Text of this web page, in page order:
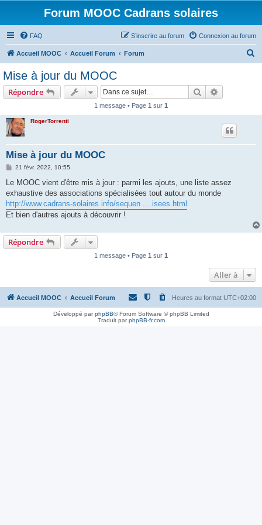
Forum MOOC Cadrans solaires
FAQ Connexion au forum
S’inscrire au forum
Accueil MOOC Accueil Forum Forum
Mise à jour du MOOC
Répondre Rechercher
1 message • Page 1 sur 1
RogerTorrenti
Mise à jour du MOOC
M
s
a
g
e
21 févr. 2022, 10:55
Le MOOC vient d'être mis à jour : parmi les ajouts, une liste assez
exhaustive des associations spécialisées tout autour du monde
http://www.cadrans-solaires.info/sequen ... isees.html
Et bien d'autres ajouts à découvrir !
Répondre
1 message • Page 1 sur 1
Aller à
Accueil MOOC Accueil Forum Heures au format UTC+02:00
Développé parphpBB® Forum Software © phpBB Limited
Traduit parphpBB-fr.com